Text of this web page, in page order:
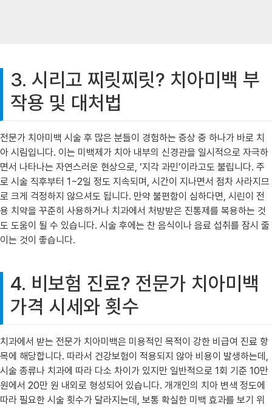
3. 시리고 찌릿찌릿? 치아미백 부
작용 및 대처법
전문가 치아미백 시술 후 많은 분들이 경험하는 증상 중 하나가 바로 치
아 시림입니다. 이는 미백제가 치아 내부의 신경관을 일시적으로 자극하
면서 나타나는 자연스러운 현상으로, ‘지각 과민’이라고도 불립니다. 주
로 시술 직후부터 1~2일 정도 지속되며, 시간이 지나면서 점차 사라지므
로 크게 걱정하지 않으셔도 됩니다. 만약 불편함이 심하다면, 시린이 전
용 치약을 꾸준히 사용하거나 치과에서 처방받은 진통제를 복용하는 것
도 도움이 될 수 있습니다. 시술 후에는 찬 음식이나 음료 섭취를 잠시 줄
이는 것이 좋습니다.
4. 비보험 진료? 전문가 치아미백
가격 시세와 횟수
치과에서 받는 전문가 치아미백은 미용적인 목적이 강한 비급여 진료 항
목에 해당합니다. 따라서 건강보험이 적용되지 않아 비용이 발생하는데,
시술 종류나 치과에 따라 다소 차이가 있지만 일반적으로 1회 기준 10만
원에서 20만 원 내외로 형성되어 있습니다. 개개인의 치아 변색 정도에
따라 필요한 시술 횟수가 달라지는데, 보통 확실한 미백 효과를 보기 위